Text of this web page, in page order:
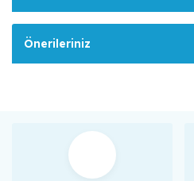
Önerileriniz